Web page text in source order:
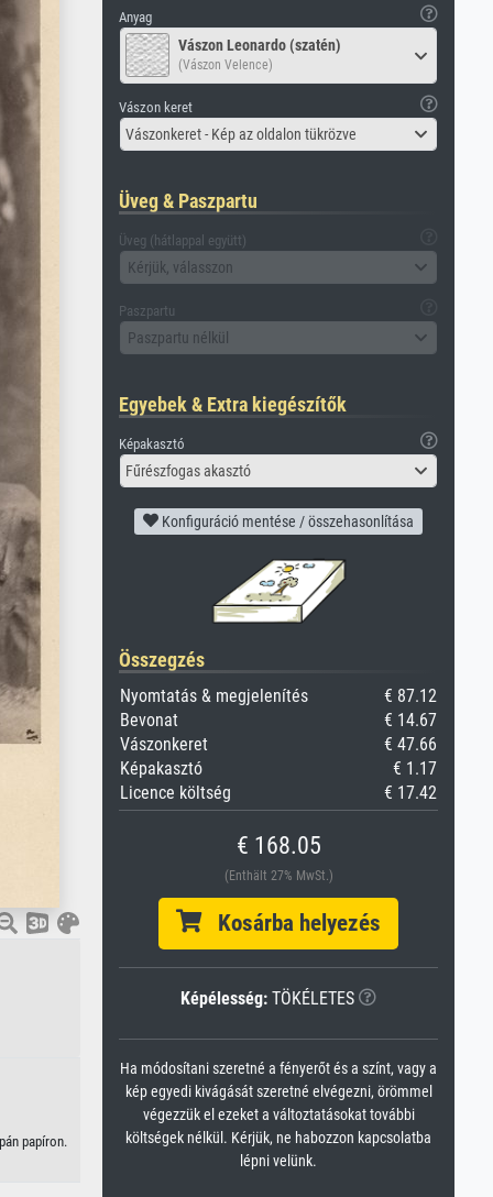
papíron.
Anyag
Vászon Leonardo (szatén)
(Vászon Velence)
Vászon keret
Vászonkeret - Kép az oldalon tükrözve
Üveg & Paszpartu
Üveg (hátlappal együtt)
Kérjük, válasszon
Paszpartu
Paszpartu nélkül
Egyebek & Extra kiegészítők
Képakasztó
Fűrészfogas akasztó
Konfiguráció mentése / összehasonlítása
Összegzés
Nyomtatás & megjelenítés
€ 87.12
Bevonat
€ 14.67
Vászonkeret
€ 47.66
Képakasztó
€ 1.17
Licence költség
€ 17.42
€ 168.05
(Enthält 27% MwSt.)
Kosárba helyezés
Képélesség: TÖKÉLETES
Ha módosítani szeretné a fényerőt és a színt, vagy a
kép egyedi kivágását szeretné elvégezni, örömmel
végezzük el ezeket a változtatásokat további
költségek nélkül. Kérjük, ne habozzon kapcsolatba
lépni velünk.